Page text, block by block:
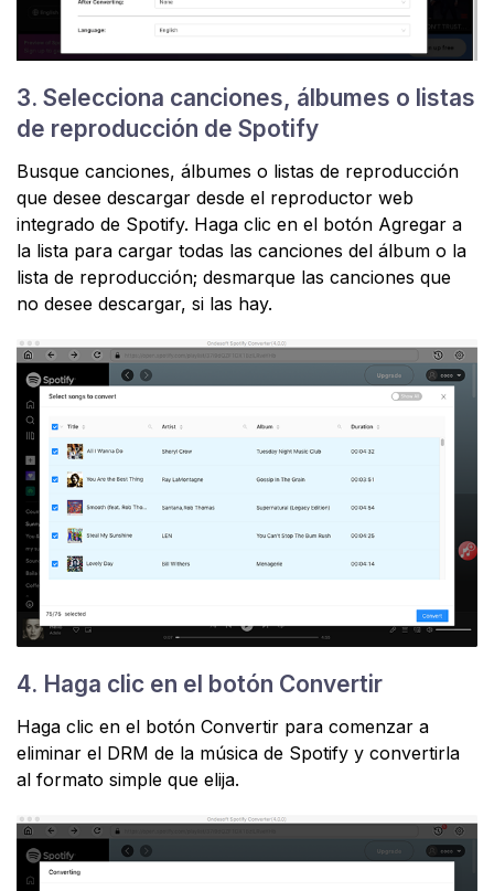
3. Selecciona canciones, álbumes o listas
de reproducción de Spotify
Busque canciones, álbumes o listas de reproducción
que desee descargar desde el reproductor web
integrado de Spotify. Haga clic en el botón Agregar a
la lista para cargar todas las canciones del álbum o la
lista de reproducción; desmarque las canciones que
no desee descargar, si las hay.
4. Haga clic en el botón Convertir
Haga clic en el botón Convertir para comenzar a
eliminar el DRM de la música de Spotify y convertirla
al formato simple que elija.